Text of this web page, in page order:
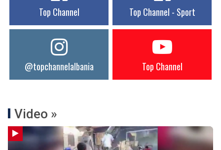
Top Channel Top Channel - Sport
@topchannelalbania Top Channel
Video »